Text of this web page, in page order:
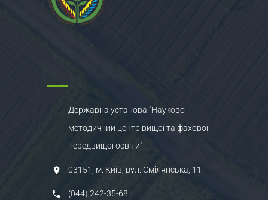
Державна установа "Науково-
методичний центр вищої та фахової
передвищої освіти"
03151, м. Київ, вул. Смілянська, 11
(044) 242-35-68